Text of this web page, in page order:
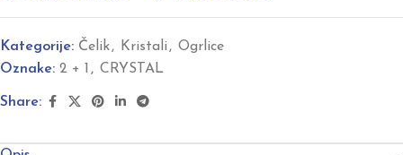
Kategorije: Čelik, Kristali , Ogrlice
Oznake: 2 + 1 , CRYSTAL
Share: